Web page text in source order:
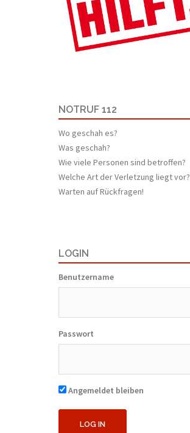
NOTRUF 112
Wo geschah es?
Was geschah?
Wie viele Personen sind betroffen?
Welche Art der Verletzung liegt vor?
Warten auf Rückfragen!
LOGIN
Benutzername
Passwort
Angemeldet bleiben